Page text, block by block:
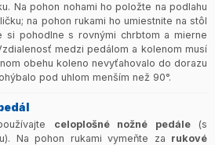
pomôcť predchádzať chronickej
Na pohon nohami ho položte na podlahu
na pohon rukami ho umiestnite na stôl
si pohodlne s rovnými chrbtom a mierne
medzi pedálom a kolenom musí
obehu koleno nevyťahovalo do dorazu
pod uhlom menším než 90°.
celoplošné nožné pedále(s
Na pohon rukami vymeňte za rukové